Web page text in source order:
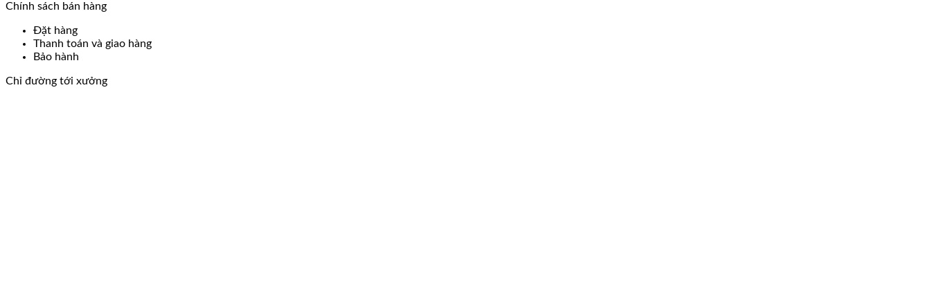
Chính sách bán hàng
Đặt hàng
Thanh toán và giao hàng
Bảo hành
Chỉ đường tới xưởng